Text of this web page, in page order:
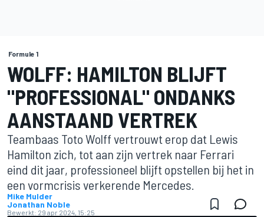
Formule 1
WOLFF: HAMILTON BLIJFT
"PROFESSIONAL" ONDANKS
AANSTAAND VERTREK
Teambaas Toto Wolff vertrouwt erop dat Lewis
Hamilton zich, tot aan zijn vertrek naar Ferrari
eind dit jaar, professioneel blijft opstellen bij het in
een vormcrisis verkerende Mercedes.
Mike Mulder
Jonathan Noble
Bewerkt: 29 apr 2024, 15:25